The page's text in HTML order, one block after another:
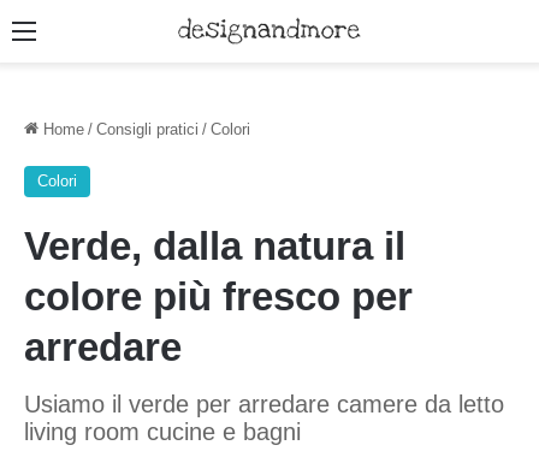
Menu
Home / Consigli pratici / Colori
Colori
Verde, dalla natura il
colore più fresco per
arredare
Usiamo il verde per arredare camere da letto
living room cucine e bagni